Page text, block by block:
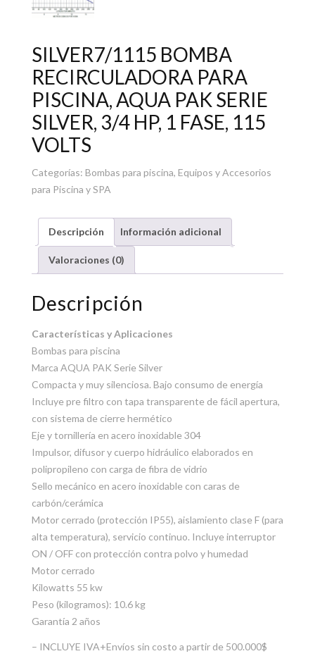
SILVER7/1115 BOMBA
RECIRCULADORA PARA
PISCINA, AQUA PAK SERIE
SILVER, 3/4 HP, 1 FASE, 115
VOLTS
Categorías: Bombas para piscina, Equipos y Accesorios
para Piscina y SPA
Descripción Información adicional
Valoraciones (0)
Descripción
Características y Aplicaciones
Bombas para piscina
Marca AQUA PAK Serie Silver
Compacta y muy silenciosa. Bajo consumo de energía
Incluye pre filtro con tapa transparente de fácil apertura,
con sistema de cierre hermético
Eje y tornillería en acero inoxidable 304
Impulsor, difusor y cuerpo hidráulico elaborados en
polipropileno con carga de fibra de vidrio
Sello mecánico en acero inoxidable con caras de
carbón/cerámica
Motor cerrado (protección IP55), aislamiento clase F (para
alta temperatura), servicio continuo. Incluye interruptor
ON / OFF con protección contra polvo y humedad
Motor cerrado
Kilowatts 55 kw
Peso (kilogramos): 10.6 kg
Garantía 2 años
– INCLUYE IVA+Envíos sin costo a partir de 500.000$